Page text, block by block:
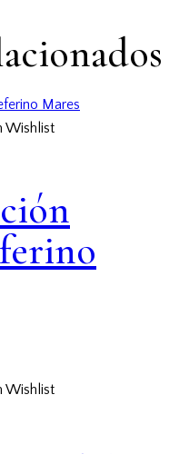
Wishlist
Wishlist